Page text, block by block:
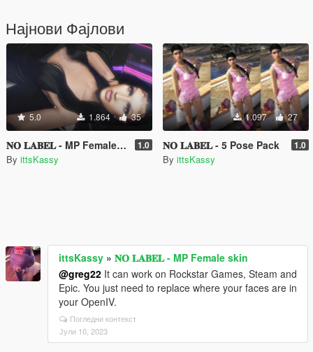
Најнови Фајлови
5.0 1.864 35
𝐍𝐎 𝐋𝐀𝐁𝐄𝐋 - MP Female skin 1.0
By ittsKassy
1.097 27
𝐍𝐎 𝐋𝐀𝐁𝐄𝐋 - 5 Pose Pack 1.0
By ittsKassy
ittsKassy » 𝐍𝐎 𝐋𝐀𝐁𝐄𝐋 - MP Female skin
@greg22 It can work on Rockstar Games, Steam and
Epic. You just need to replace where your faces are in
your OpenIV.
Погледни контекст
Јули 10, 2023